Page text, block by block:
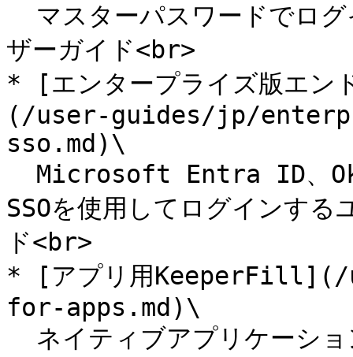
ザーガイド<br>
* [エンタープライズ版エン
(/user-guides/jp/
sso.md)\
SSOを使用してログインす
ド<br>
* [アプリ用
for-apps.md)\